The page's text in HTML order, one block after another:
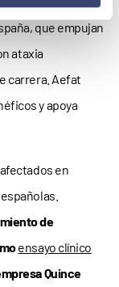
que empujan
ataxia
carrera. Aefat
y apoya
en
de
ensayo clínico
Quince